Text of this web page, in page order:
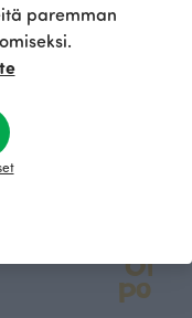
Oma
paremman